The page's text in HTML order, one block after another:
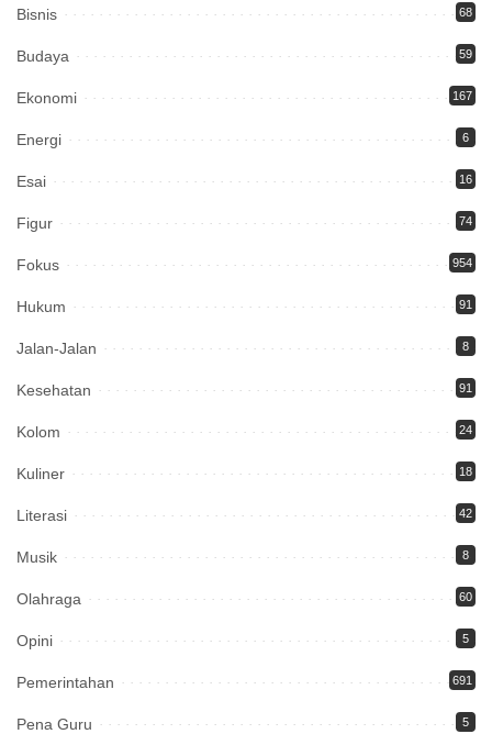
Bisnis 68
Budaya 59
Ekonomi 167
Energi 6
Esai 16
Figur 74
Fokus 954
Hukum 91
Jalan-Jalan 8
Kesehatan 91
Kolom 24
Kuliner 18
Literasi 42
Musik 8
Olahraga 60
Opini 5
Pemerintahan 691
Pena Guru 5